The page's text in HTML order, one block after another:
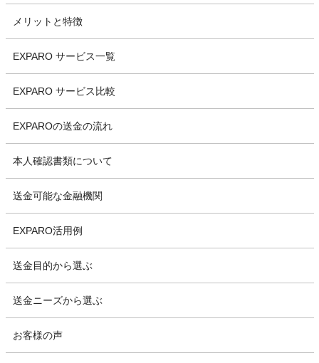
メリットと特徴
EXPARO サービス一覧
EXPARO サービス比較
EXPAROの送金の流れ
本人確認書類について
送金可能な金融機関
EXPARO活用例
送金目的から選ぶ
送金ニーズから選ぶ
お客様の声